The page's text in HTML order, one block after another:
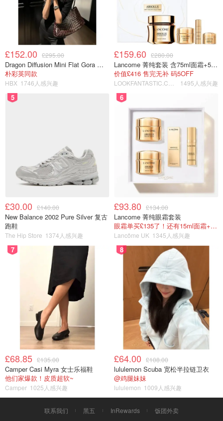
£152.00 £295.00
Dragon Diffusion Mini Flat Gora 深棕色手提包
朴彩英同款
HBX 1746人感兴趣
£159.60 £280.00
Lancome 菁纯套装 含75ml面霜+5ml精华+5ml眼霜
价值£416 售完无补 码5OFF
1495人感兴趣
5
£30.00 £140.00
New Balance 2002 Pure Silver 复古
跑鞋
The Hip Store 1374人感兴趣
6
£93.80 £134.00
Lancome 菁纯眼霜套装
眼霜单买£135了！还有15ml面霜+5ml精华~！
Lancôme UK 1345人感兴趣
7
£68.85 £135.00
Camper Casi Myra 女士乐福鞋
他们家爆款！皮质超软~
Camper 1025人感兴趣
8
£64.00 £108.00
lululemon Scuba 宽松半拉链卫衣
@鸡腿妹妹
lululemon 1009人感兴趣
联系我们 黑五 InRewards
饭团外卖